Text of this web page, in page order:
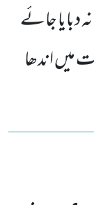
دبایا جائے
میں اندھا